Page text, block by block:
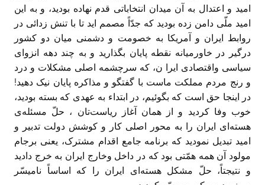
امید و اعتدال به آن میدان انتخاباتی قدم نهاده بودید، و به این
امید ملّی دامن زده بودید که جدّاً مصمم اید تا با تنش زدائی در
روابط ایران و آمریکا به خصومت و دشمنی میان دو کشور
درگیر در خاورمیانه نقطه پایان بگذارید و به چند دهه انزوای
سیاسی واقتصادی ایرا ن، که سرچشمه اصلی مشکلات و درد
و رنج مردم مملکت ماست با ‏گفتگو و مذاکره پایان نیک دهید!
در اینجا حق است که بگوئیم، در ابتداء به عهدی که بسته بودید،
خوب وفا ‏کردید و از همان آغاز ریاست‌تان ، حلّ مسئله‌ی
هسته‌ای ایران را به محور اصلی کار و کوشش دولت تدبیر و
امید تبدیل نمودید که برنامه جامع اقدام مشترک، یعنی برجام
مولود آن همه همّتی بود که در داخل ‏وخارج ایران به خرج دادید
و نتیجتاً، حلّ مشکل هسته‌ای ایران را که اساساً نامیسّر